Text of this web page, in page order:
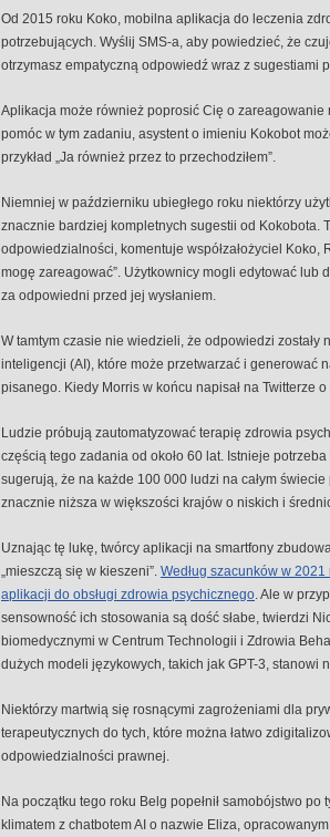
Od 2015 roku Koko, mobilna aplikacja do leczenia
potrzebujących. Wyślij SMS-a, aby powiedzieć, że
otrzymasz empatyczną odpowiedź wraz z sugestiami
Aplikacja może również poprosić Cię o
pomóc w tym zadaniu, asystent o imieniu Kokobot
przykład „Ja również przez to przechodziłem”.
Niemniej w październiku ubiegłego roku niektórzy
znacznie bardziej kompletnych sugestii od Kokobota.
odpowiedzialności, komentuje współzałożyciel Koko,
mogę zareagować”. Użytkownicy mogli edytować
za odpowiedni przed jej wysłaniem.
W tamtym czasie nie wiedzieli, że odpowiedzi
inteligencji (AI), które może przetwarzać i generować
pisanego. Kiedy Morris w końcu napisał na Twitterze
Ludzie próbują zautomatyzować terapię zdrowia
częścią tego zadania od około 60 lat. Istnieje
sugerują, że na każde 100 000 ludzi na całym
znacznie niższa w większości krajów o niskich i
Uznając tę ​​lukę, twórcy aplikacji na smartfony
„mieszczą się w kieszeni”. Według szacunków w
aplikacji do obsługi zdrowia psychicznego . Ale w
sensowność ich stosowania są dość słabe, twierdzi
biomedycznymi w Centrum Technologii i Zdrowia
dużych modeli językowych, takich jak GPT-3, stanowi
Niektórzy martwią się rosnącymi zagrożeniami dla
terapeutycznych do tych, które można łatwo
odpowiedzialności prawnej.
Na początku tego roku Belg popełnił samobójstwo
klimatem z chatbotem AI o nazwie Eliza,